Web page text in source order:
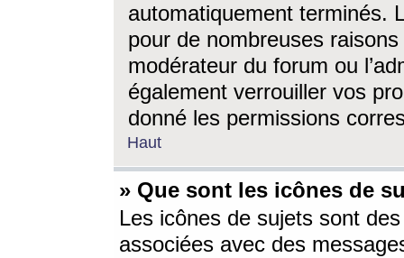
automatiquement terminés.
pour de nombreuses
modérateur du forum ou
également verrouiller vos
donné les permissions
Haut
» Que sont les icônes de
Les icônes de sujets sont
associées avec des